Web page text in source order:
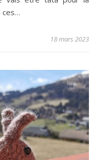
ces…
18 mars 2023